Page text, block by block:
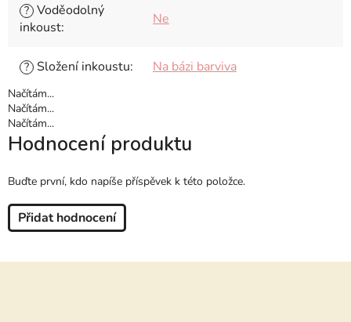
? Voděodolný
inkoust: Ne
? Složení inkoustu: Na bázi barviva
Načítám...
Načítám...
Načítám...
Hodnocení produktu
Buďte první, kdo napíše příspěvek k této položce.
Přidat hodnocení